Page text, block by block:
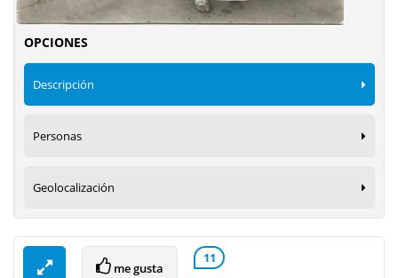
OPCIONES
Descripción
Personas
Geolocalización
me gusta
11